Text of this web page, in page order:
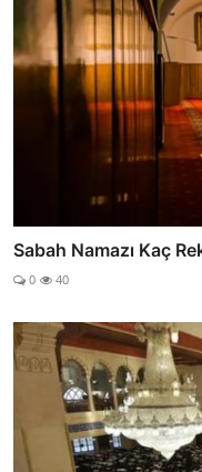
Sabah Namazı Kaç
0 40